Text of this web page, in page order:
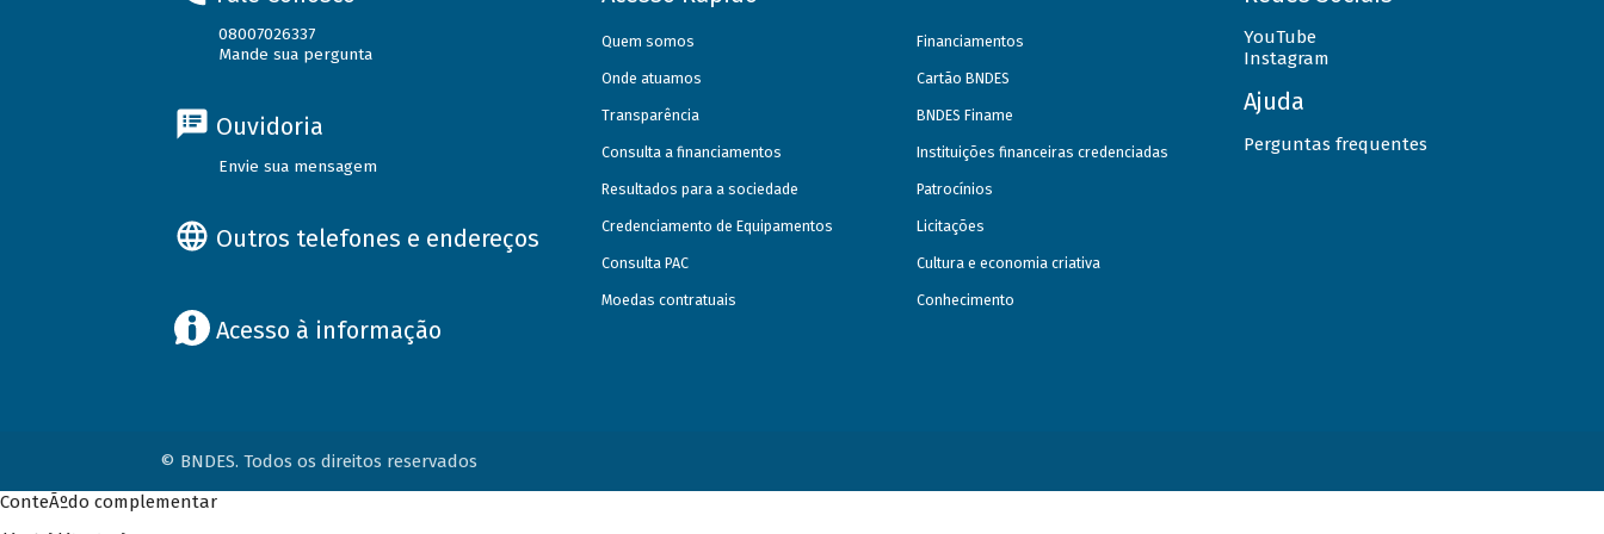
08007026337
Mande sua pergunta
Ouvidoria
Envie sua mensagem
Outros telefones e endereços
Acesso à informação
Quem somos
Onde atuamos
Transparência
Consulta a financiamentos
Resultados para a sociedade
Credenciamento de Equipamentos
Consulta PAC
Moedas contratuais
Financiamentos
Cartão BNDES
BNDES Finame
Instituições financeiras credenciadas
Patrocínios
Licitações
Cultura e economia criativa
Conhecimento
YouTube
Instagram
Ajuda
Perguntas frequentes
© BNDES. Todos os direitos reservados
ConteÃºdo complementar